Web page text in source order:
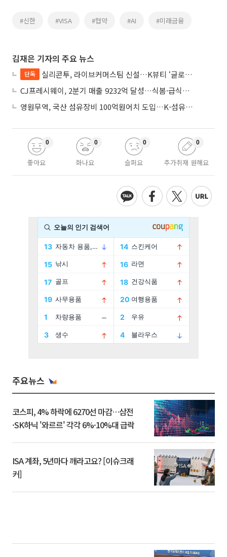
#신한 #VISA #협약 #AI #미래금융
김재은 기자의 주요 뉴스
단독
실리콘투, 라이브커머스팀 신설…K뷰티 ‘글로벌 라방 판매’ 확대
CJ프레시웨이, 2분기 매출 9232억 달성…식봄·급식사업 성장
영원무역, 국산 섬유장비 100억원어치 도입…K-섬유 상생 강화
좋아요
0
화나요
0
슬퍼요
0
추가취재 원해요
0
주요뉴스
코스피, 4% 하락에 6270선 마감…삼전
·SK하닉 '와르르' 각각 6%·10%대 급락
ISA 계좌, 5년마다 깨라고요? [이슈크래
커]